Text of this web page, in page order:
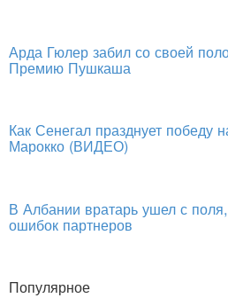
Арда Гюлер забил со своей
Премию Пушкаша
Как Сенегал празднует победу
Марокко (ВИДЕО)
В Албании вратарь ушел с
ошибок партнеров
Популярное